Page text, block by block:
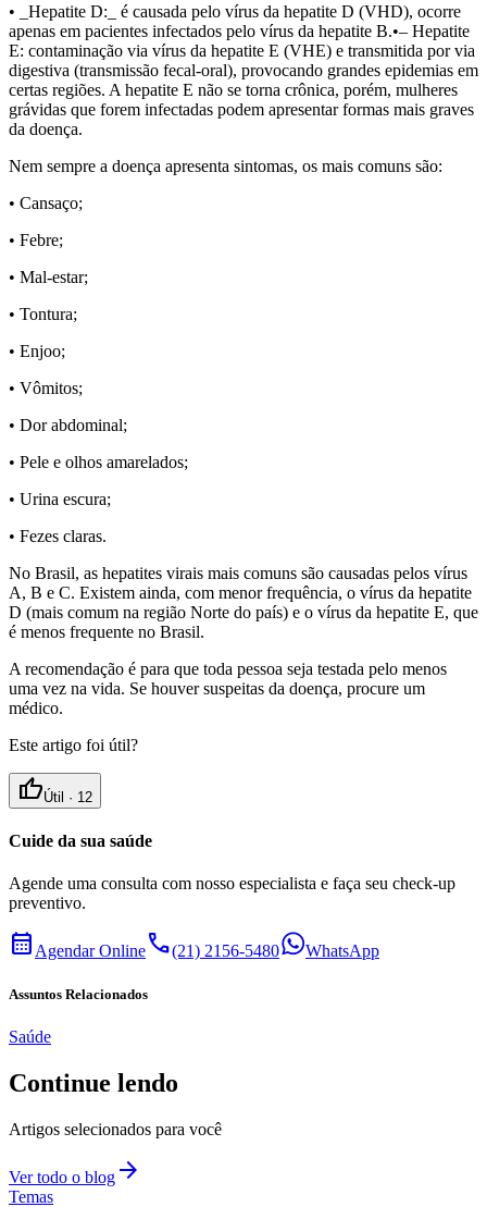
• _Hepatite D:_ é causada pelo vírus da hepatite D (VHD), ocorre
apenas em pacientes infectados pelo vírus da hepatite B.•– Hepatite
E: contaminação via vírus da hepatite E (VHE) e transmitida por via
digestiva (transmissão fecal-oral), provocando grandes epidemias em
certas regiões. A hepatite E não se torna crônica, porém, mulheres
grávidas que forem infectadas podem apresentar formas mais graves
da doença.
Nem sempre a doença apresenta sintomas, os mais comuns são:
• Cansaço;
• Febre;
• Mal-estar;
• Tontura;
• Enjoo;
• Vômitos;
• Dor abdominal;
• Pele e olhos amarelados;
• Urina escura;
• Fezes claras.
No Brasil, as hepatites virais mais comuns são causadas pelos vírus
A, B e C. Existem ainda, com menor frequência, o vírus da hepatite
D (mais comum na região Norte do país) e o vírus da hepatite E, que
é menos frequente no Brasil.
A recomendação é para que toda pessoa seja testada pelo menos
uma vez na vida. Se houver suspeitas da doença, procure um
médico.
Este artigo foi útil?
thumb_upÚtil · 12
Cuide da sua saúde
Agende uma consulta com nosso especialista e faça seu check-up
preventivo.
calendar_monthAgendar Onlinecall(21) 2156-5480 WhatsApp
Assuntos Relacionados
Saúde
Continue lendo
Artigos selecionados para você
Ver todo o blog arrow_forward
Temas